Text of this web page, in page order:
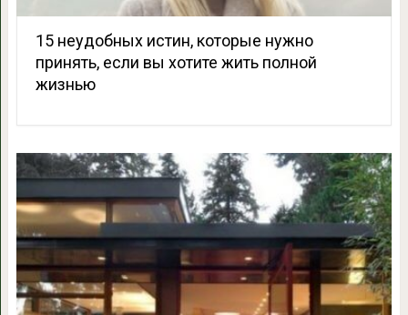
15 неудобных истин, которые нужно
принять, если вы хотите жить полной
жизнью